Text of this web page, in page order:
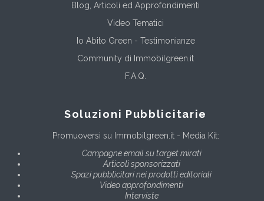
Blog, Articoli ed Approfondimenti
Video Tematici
Io Abito Green - Testimonianze
Community di Immobilgreen.it
F.A.Q.
Soluzioni Pubblicitarie
Promuoversi su Immobilgreen.it - Media Kit:
Campagne email su target mirati
Articoli sponsorizzati
Spazi pubblicitari nei prodotti editoriali
Video approfondimenti
Interviste